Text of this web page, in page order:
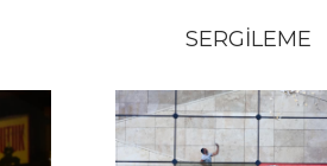
SERGİLEME